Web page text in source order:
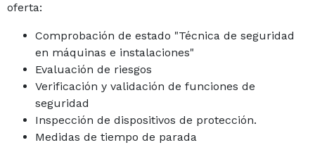
oferta:
Comprobación de estado "Técnica de seguridad
en máquinas e instalaciones"
Evaluación de riesgos
Verificación y validación de funciones de
seguridad
Inspección de dispositivos de protección.
Medidas de tiempo de parada